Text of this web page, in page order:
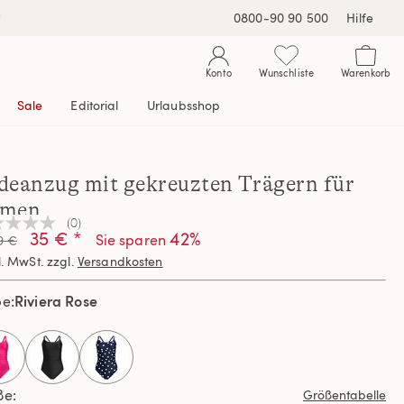
0800-90 90 500 Hilfe
Konto Wunschliste Warenkorb
Sale Editorial Urlaubsshop
mit gekreuzten Trägern für
(0)
€ 35 € * Sie sparen 42%
MwSt. zzgl. Versandkosten
Riviera Rose
Größentabelle